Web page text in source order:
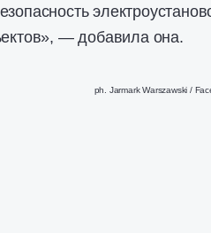
— добавила она.
ph. Jarmark Warszawski /